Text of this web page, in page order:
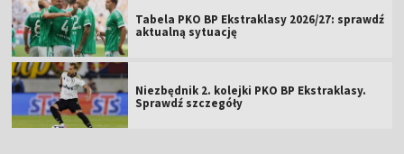
Tabela PKO BP Ekstraklasy 2026/27: sprawdź
aktualną sytuację
Niezbędnik 2. kolejki PKO BP Ekstraklasy.
Sprawdź szczegóły